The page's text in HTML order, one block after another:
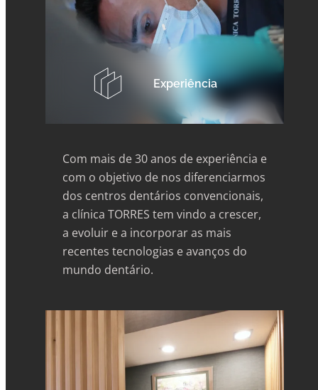
Experiência
Com mais de 30 anos de experiência e
com o objetivo de nos diferenciarmos
dos centros dentários convencionais,
a clínica TORRES tem vindo a crescer,
a evoluir e a incorporar as mais
recentes tecnologias e avanços do
mundo dentário.